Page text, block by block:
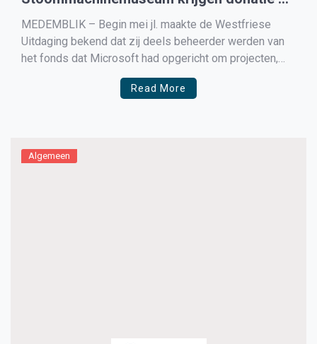
Microsoft fonds
MEDEMBLIK – Begin mei jl. maakte de Westfriese
Uitdaging bekend dat zij deels beheerder werden van
het fonds dat Microsoft had opgericht om projecten,
die zich richten op het verzachten van Coronaleed,
financieel te ondersteunen. Inmiddels hebben 13
Read More
Algemeen